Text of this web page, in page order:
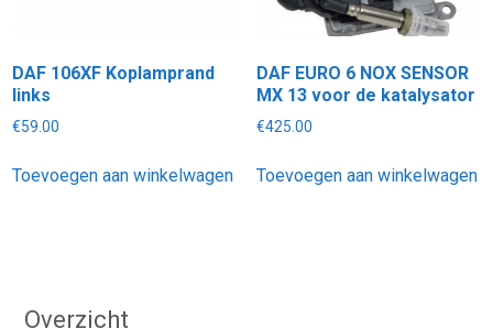
DAF 106XF Koplamprand
links
€59.00
Toevoegen aan winkelwagen
DAF EURO 6 NOX SENSOR
MX 13 voor de katalysator
€425.00
Toevoegen aan winkelwagen
Overzicht